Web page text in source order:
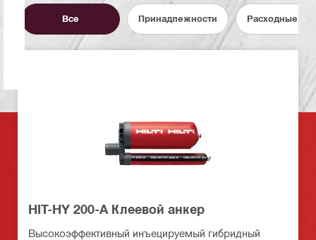
Все Принадлежности Расходные
HIT-HY 200-A Клеевой анкер
Высокоэффективный инъецируемый гибридный